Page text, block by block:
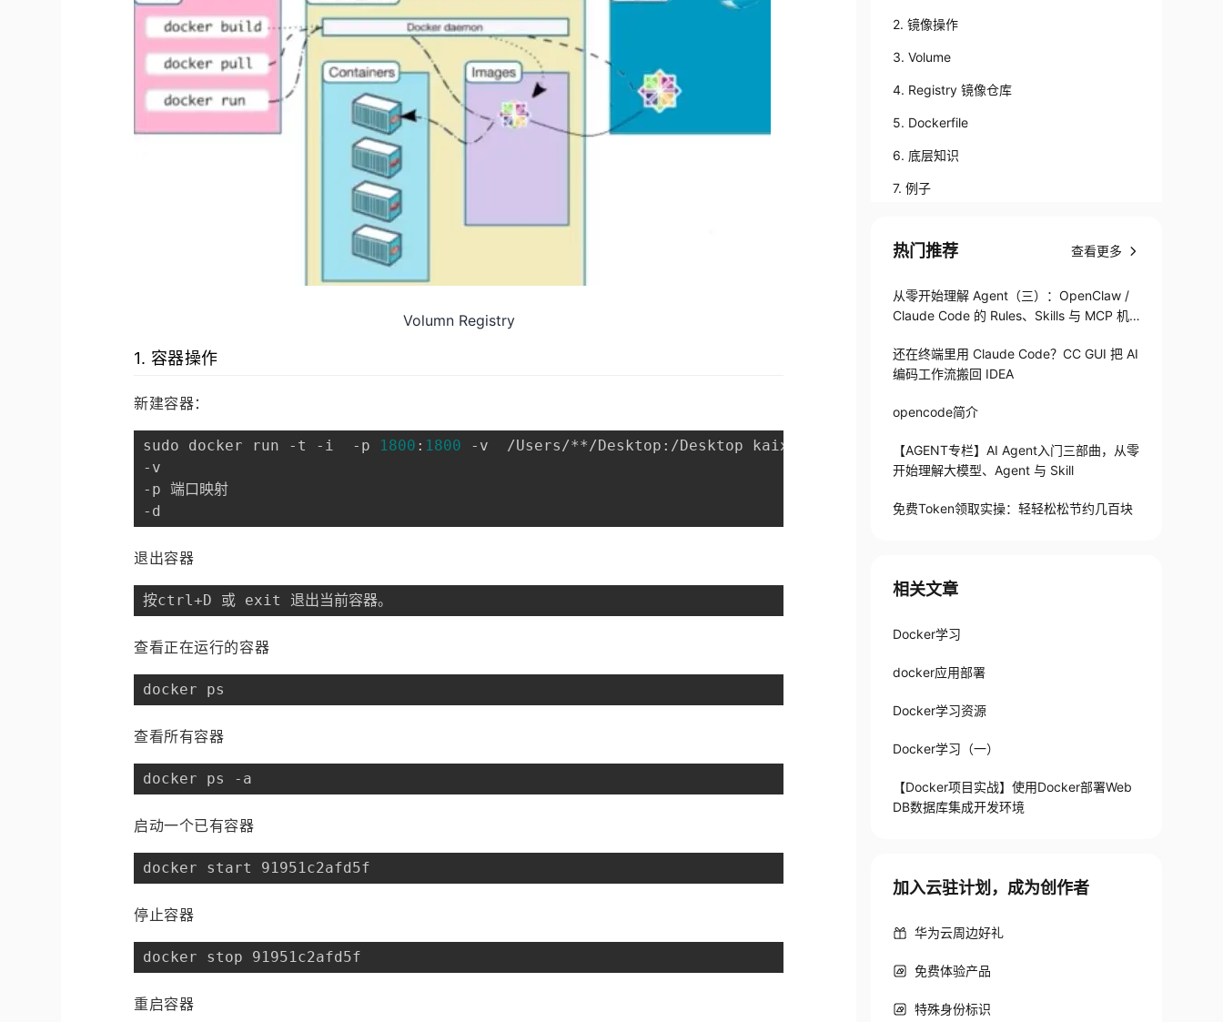
Volumn Registry
1. 容器操作
新建容器：
sudo docker run -t -i  -p 1800 : 1800 -v  /Users/**/Desktop:/Desktop kaixhin/caffe /bin/bash
-v
-p 端口映射
-d
退出容器
按ctrl+D 或 exit 退出当前容器。
查看正在运行的容器
docker ps
查看所有容器
docker ps -a
启动一个已有容器
docker start 91951c2afd5f
停止容器
docker stop 91951c2afd5f
重启容器
2. 镜像操作
3. Volume
4. Registry 镜像仓库
5. Dockerfile
6. 底层知识
7. 例子
热门推荐 查看更多
从零开始理解 Agent（三）：OpenClaw /
Claude Code 的 Rules、Skills 与 MCP 机
还在终端里用 Claude Code？CC GUI 把 AI
编码工作流搬回 IDEA
opencode简介
【AGENT专栏】AI Agent入门三部曲，从零
开始理解大模型、Agent 与 Skill
免费Token领取实操：轻轻松松节约几百块
相关文章
Docker学习
docker应用部署
Docker学习资源
Docker学习（一）
【Docker项目实战】使用Docker部署Web
DB数据库集成开发环境
加入云驻计划，成为创作者
华为云周边好礼
免费体验产品
特殊身份标识